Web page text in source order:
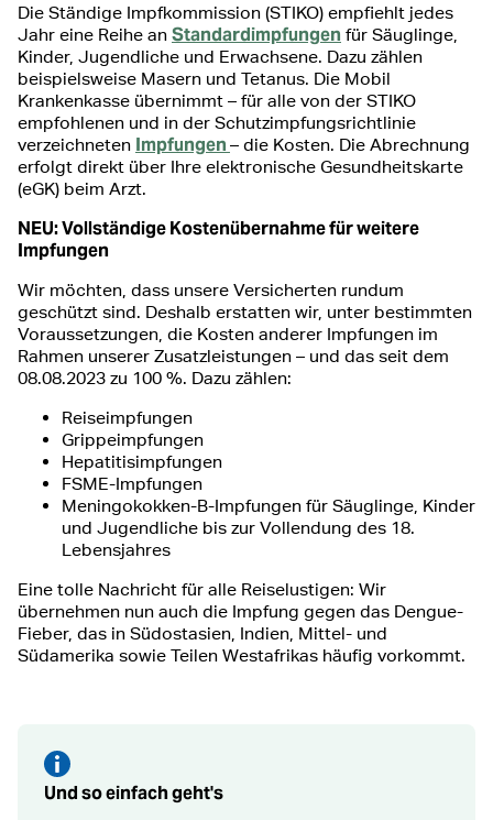
Die Ständige Impfkommission (STIKO) empfiehlt jedes
Jahr eine Reihe an Standardimpfungen für Säuglinge,
Kinder, Jugendliche und Erwachsene. Dazu zählen
beispielsweise Masern und Tetanus. Die Mobil
Krankenkasse übernimmt – für alle von der STIKO
empfohlenen und in der Schutzimpfungsrichtlinie
verzeichneten Impfungen – die Kosten. Die Abrechnung
erfolgt direkt über Ihre elektronische Gesundheitskarte
(eGK) beim Arzt.
NEU: Vollständige Kostenübernahme für weitere
Impfungen
Wir möchten, dass unsere Versicherten rundum
geschützt sind. Deshalb erstatten wir, unter bestimmten
Voraussetzungen, die Kosten anderer Impfungen im
Rahmen unserer Zusatzleistungen – und das seit dem
08.08.2023 zu 100 %. Dazu zählen:
Reiseimpfungen
Grippeimpfungen
Hepatitisimpfungen
FSME-Impfungen
Meningokokken-B-Impfungen für Säuglinge, Kinder
und Jugendliche bis zur Vollendung des 18.
Lebensjahres
Eine tolle Nachricht für alle Reiselustigen: Wir
übernehmen nun auch die Impfung gegen das Dengue-
Fieber, das in Südostasien, Indien, Mittel- und
Südamerika sowie Teilen Westafrikas häufig vorkommt.
Und so einfach geht's